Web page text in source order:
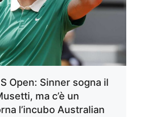
Open: Sinner sogna il
ma c’è un
l’incubo Australian